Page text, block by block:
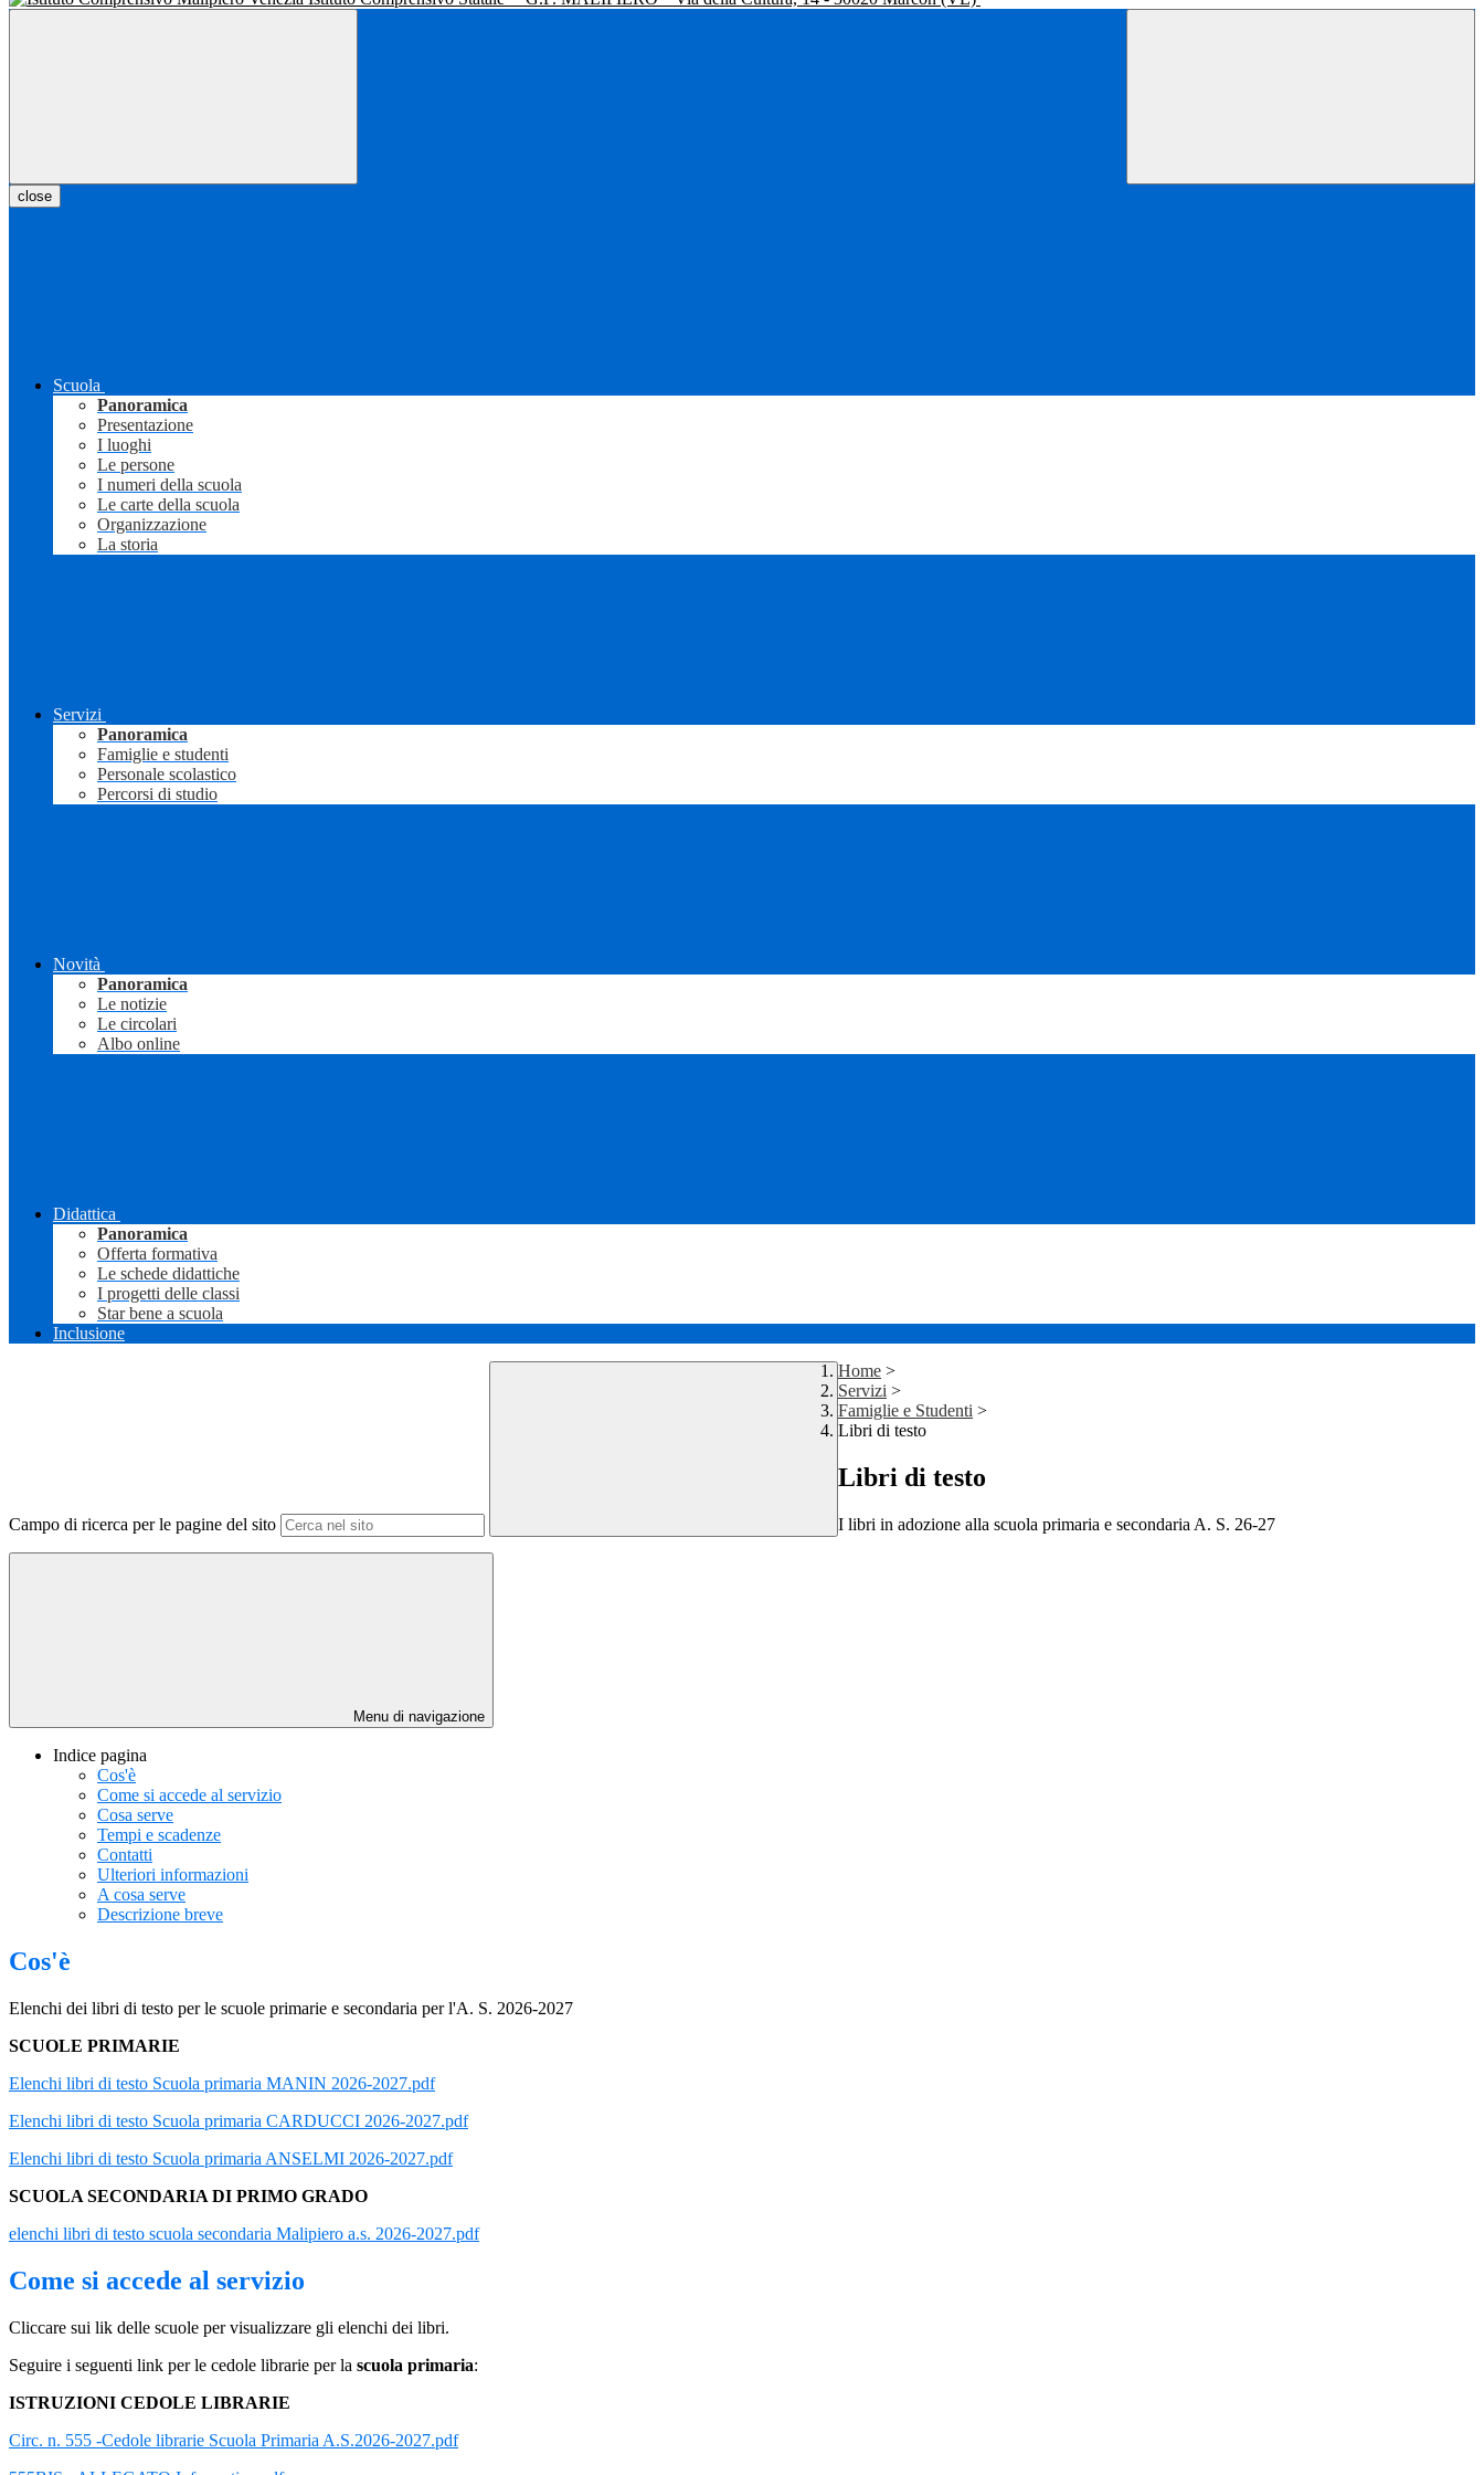
close
Scuola
Panoramica
Presentazione
I luoghi
Le persone
I numeri della scuola
Le carte della scuola
Organizzazione
La storia
Servizi
Panoramica
Famiglie e studenti
Personale scolastico
Percorsi di studio
Novità
Panoramica
Le notizie
Le circolari
Albo online
Didattica
Panoramica
Offerta formativa
Le schede didattiche
I progetti delle classi
Star bene a scuola
Inclusione
Campo di ricerca per le pagine del sito
Home >
Servizi >
Famiglie e Studenti >
Libri di testo
Libri di testo
I libri in adozione alla scuola primaria e secondaria A. S. 26-27
Menu di navigazione
Indice pagina
Cos'è
Come si accede al servizio
Cosa serve
Tempi e scadenze
Contatti
Ulteriori informazioni
A cosa serve
Descrizione breve
Cos'è
Elenchi dei libri di testo per le scuole primarie e secondaria per l'A. S. 2026-2027
SCUOLE PRIMARIE
Elenchi libri di testo Scuola primaria MANIN 2026-2027.pdf
Elenchi libri di testo Scuola primaria CARDUCCI 2026-2027.pdf
Elenchi libri di testo Scuola primaria ANSELMI 2026-2027.pdf
SCUOLA SECONDARIA DI PRIMO GRADO
elenchi libri di testo scuola secondaria Malipiero a.s. 2026-2027.pdf
Come si accede al servizio
Cliccare sui lik delle scuole per visualizzare gli elenchi dei libri.
Seguire i seguenti link per le cedole librarie per la scuola primaria:
ISTRUZIONI CEDOLE LIBRARIE
Circ. n. 555 -Cedole librarie Scuola Primaria A.S.2026-2027.pdf